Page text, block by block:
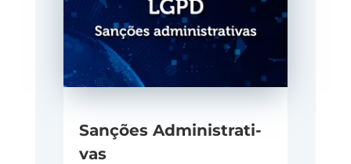
Sanções Administrati-
vas